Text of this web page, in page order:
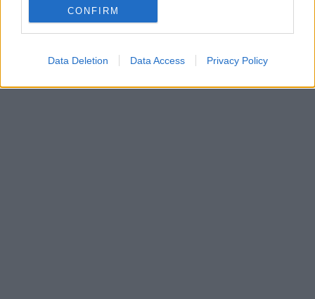
CONFIRM
Data Deletion Data Access Privacy Policy